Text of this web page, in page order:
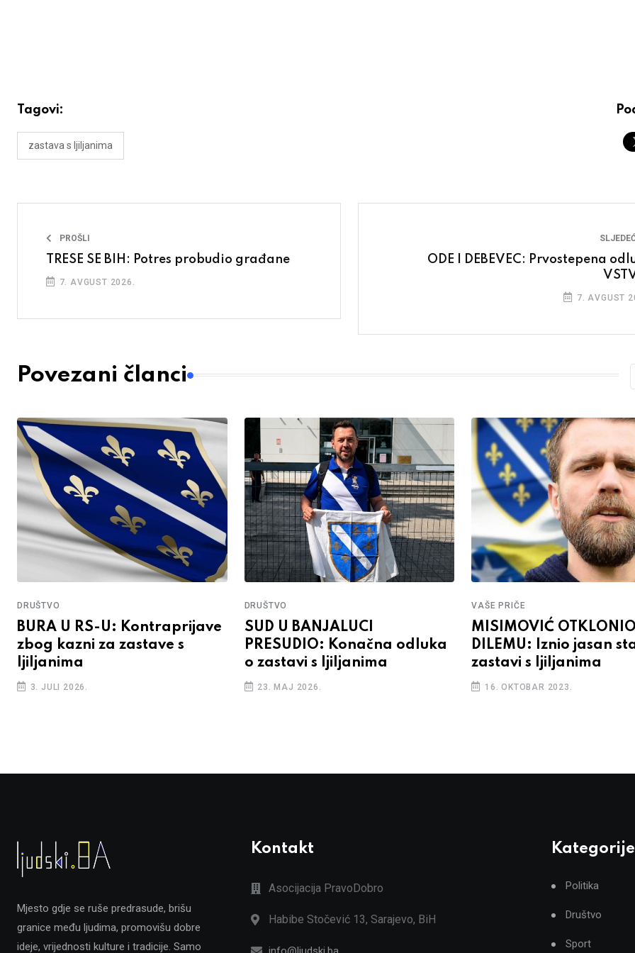
Tagovi:
zastava s ljiljanima
PROŠLI
TRESE SE BIH: Potres probudio građane
7. AVGUST 2026.
ODE I DEBEVEC: Prvostepena
7. AVGUST
Povezani članci
DRUŠTVO
BURA U RS-U: Kontraprijave
zbog kazni za zastave s
ljiljanima
3. JULI 2026.
DRUŠTVO
SUD U BANJALUCI
PRESUDIO: Konačna odluka
o zastavi s ljiljanima
23. MAJ 2026.
VAŠE PRIČE
MISIMOVIĆ
DILEMU: Iznio jasan
zastavi s ljiljanima
16. OKTOBAR 2023.
Mjesto gdje se ruše predrasude, brišu
granice među ljudima, promovišu dobre
ideje, vrijednosti kulture i tradicije. Samo
Kontakt
Asocijacija PravoDobro
Habibe Stočević 13, Sarajevo, BiH
Kategorije
Politika
Društvo
Sport